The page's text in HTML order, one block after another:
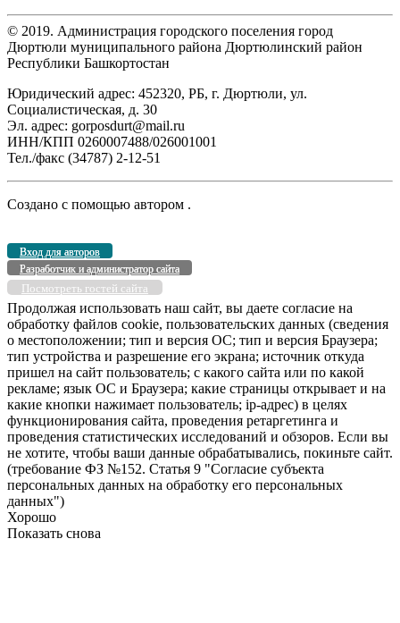
© 2019. Администрация городского поселения город
Дюртюли муниципального района Дюртюлинский район
Республики Башкортостан
Юридический адрес: 452320, РБ, г. Дюртюли, ул.
Социалистическая, д. 30
Эл. адрес: gorposdurt@mail.ru
ИНН/КПП 0260007488/026001001
Тел./факс (34787) 2-12-51
Создано с помощью автором .
Вход для авторов
Разработчик и администратор сайта
Посмотреть гостей сайта
Продолжая использовать наш сайт, вы даете согласие на
обработку файлов cookie, пользовательских данных (сведения
о местоположении; тип и версия ОС; тип и версия Браузера;
тип устройства и разрешение его экрана; источник откуда
пришел на сайт пользователь; с какого сайта или по какой
рекламе; язык ОС и Браузера; какие страницы открывает и на
какие кнопки нажимает пользователь; ip-адрес) в целях
функционирования сайта, проведения ретаргетинга и
проведения статистических исследований и обзоров. Если вы
не хотите, чтобы ваши данные обрабатывались, покиньте сайт.
(требование ФЗ №152. Статья 9 "Согласие субъекта
персональных данных на обработку его персональных
данных")
Хорошо
Показать снова